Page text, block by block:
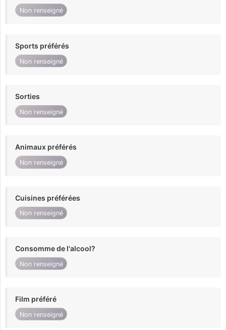
Non renseigné
Sports préférés
Non renseigné
Sorties
Non renseigné
Animaux préférés
Non renseigné
Cuisines préférées
Non renseigné
Consomme de l'alcool?
Non renseigné
Film préféré
Non renseigné